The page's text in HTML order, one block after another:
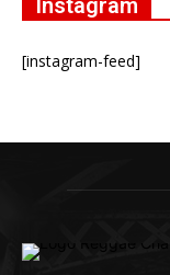
Instagram
[instagram-feed]